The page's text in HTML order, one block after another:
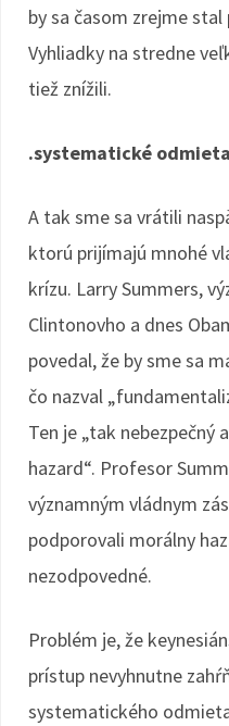
by sa časom zrejme
Vyhliadky na stredne
tiež znížili.
.systematické
A tak sme sa vrátili
ktorú prijímajú mnohé
krízu. Larry Summers,
Clintonovho a dnes
povedal, že by sme sa
čo nazval
Ten je „tak nebezpečný
hazard“. Profesor
významným vládnym
podporovali morálny
nezodpovedné.
Problém je, že
prístup nevyhnutne
systematického